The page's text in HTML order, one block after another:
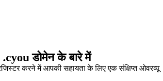
.cyou डोमेन के बारे में
करने में आपकी सहायता के लिए एक संक्षिप्त ओवरव्यू